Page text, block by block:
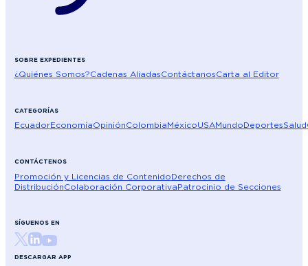
SOBRE EXPEDIENTES
¿Quiénes Somos?Cadenas AliadasContáctanosCarta al Editor
CATEGORÍAS
EcuadorEconomíaOpiniónColombiaMéxicoUSAMundoDeportesSalud
CONTÁCTENOS
Promoción y Licencias de ContenidoDerechos de
DistribuciónColaboración CorporativaPatrocinio de Secciones
SÍGUENOS EN
DESCARGAR APP